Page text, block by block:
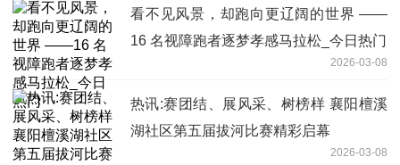
看不见风景，却跑向更辽阔的世界 ——
16 名视障跑者逐梦孝感马拉松_今日热门
2026-03-08
热讯:赛团结、展风采、树榜样 襄阳檀溪
湖社区第五届拔河比赛精彩启幕
2026-03-08